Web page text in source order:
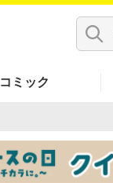
コミック